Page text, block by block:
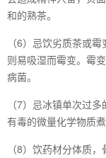
和的熟茶。
（6）忌饮劣质茶或
则易吸湿而霉变。霉
病菌。
（7）忌冰镇单次过
有毒的微量化学物质
（8）饮药材分体质